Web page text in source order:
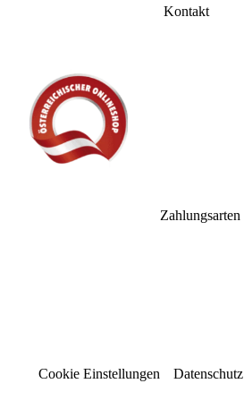
Kontakt
Zahlungsarten
Cookie Einstellungen Datenschutz